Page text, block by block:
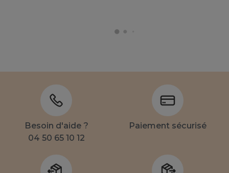
Besoin d'aide ?
04 50 65 10 12
Paiement sécurisé